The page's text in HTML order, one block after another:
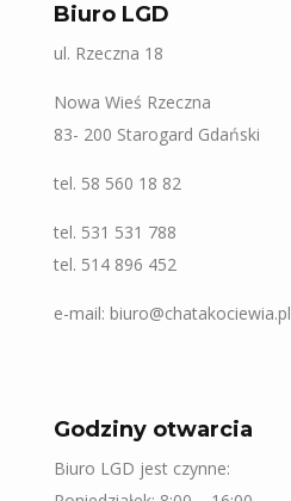
Biuro LGD
ul. Rzeczna 18
Nowa Wieś Rzeczna
83- 200 Starogard Gdański
tel. 58 560 18 82
tel. 531 531 788
tel. 514 896 452
e-mail: biuro@chatakociewia.pl
Godziny otwarcia
Biuro LGD jest czynne: